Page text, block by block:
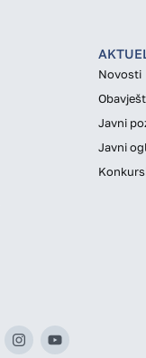
Novosti
Javni
Javni